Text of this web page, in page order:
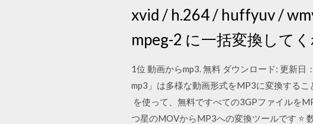
xvid / h.264 / huffyuv /
mpeg-2 に一括変換してく
1位 動画からmp3. 無料 ダウンロード: 更新
mp3」は多様な動画形式をMP3に変換する
を使って、無料ですべての3GPファイルを
つ星のMOVからMP3への変換ツールです ⭐